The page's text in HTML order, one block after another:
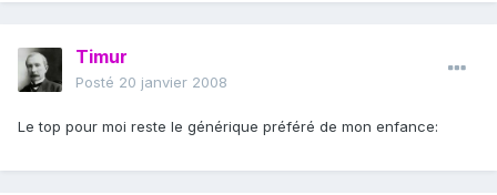
Timur
Posté 20 janvier 2008
Le top pour moi reste le générique préféré de mon enfance: